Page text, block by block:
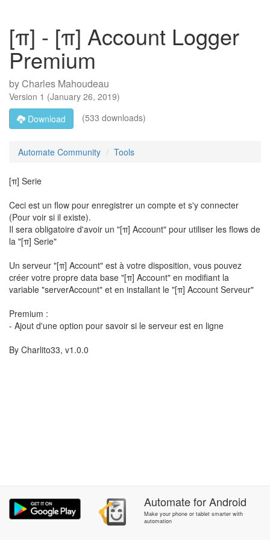
[π] - [π] Account Logger
Premium
byCharles Mahoudeau
Version 1 (January 26, 2019)
Download
(533 downloads)
Automate Community Tools
[π] Serie
Ceci est un flow pour enregistrer un compte et s'y connecter
(Pour voir si il existe).
Il sera obligatoire d'avoir un "[π] Account" pour utiliser les flows de
la "[π] Serie"
Un serveur "[π] Account" est à votre disposition, vous pouvez
créer votre propre data base "[π] Account" en modifiant la
variable "serverAccount" et en installant le "[π] Account Serveur"
Premium :
- Ajout d'une option pour savoir si le serveur est en ligne
By Charlito33, v1.0.0
AutomateforAndroid
Make your phone or tablet smarter with
automation